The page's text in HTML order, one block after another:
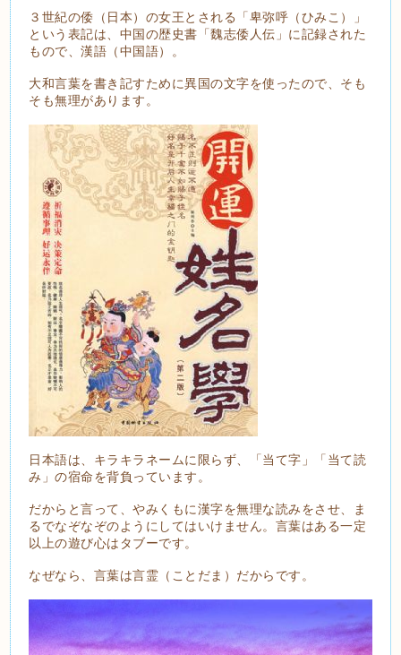
３世紀の倭（日本）の女王とされる「卑弥呼（ひみこ）」
という表記は、中国の歴史書「魏志倭人伝」に記録された
もので、漢語（中国語）。
大和言葉を書き記すために異国の文字を使ったので、そも
そも無理があります。
日本語は、キラキラネームに限らず、「当て字」「当て読
み」の宿命を背負っています。
だからと言って、やみくもに漢字を無理な読みをさせ、ま
るでなぞなぞのようにしてはいけません。言葉はある一定
以上の遊び心はタブーです。
なぜなら、言葉は言霊（ことだま）だからです。